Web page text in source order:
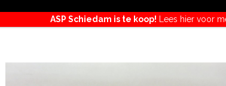
ASP Schiedam is te koop! Lees hier voor